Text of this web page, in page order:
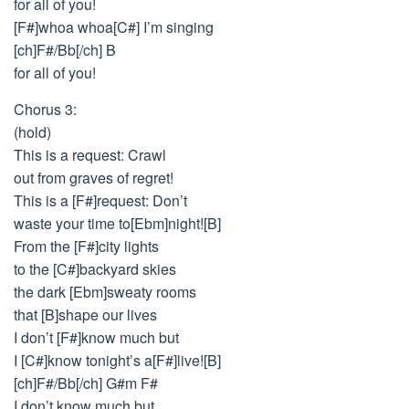
[F#]whoa whoa[C#] I’m singing
[ch]F#/Bb[/ch] B
for all of you!
Chorus 3:
(hold)
This is a request: Crawl
out from graves of regret!
This is a [F#]request: Don’t
waste your time to[Ebm]night![B]
From the [F#]city lights
to the [C#]backyard skies
the dark [Ebm]sweaty rooms
that [B]shape our lives
I don’t [F#]know much but
I [C#]know tonight’s a[F#]live![B]
[ch]F#/Bb[/ch] G#m F#